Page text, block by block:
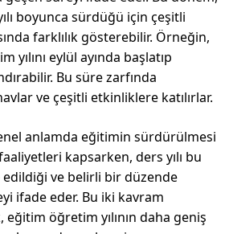
boyunca sürdüğü için çeşitli
farklılık gösterebilir. Örneğin,
eylül ayında başlatıp
Bu süre zarfında
ve çeşitli etkinliklere katılırlar.
anlamda eğitimin sürdürülmesi
kapsarken, ders yılı bu
ve belirli bir düzende
ifade eder. Bu iki kavram
öğretim yılının daha geniş